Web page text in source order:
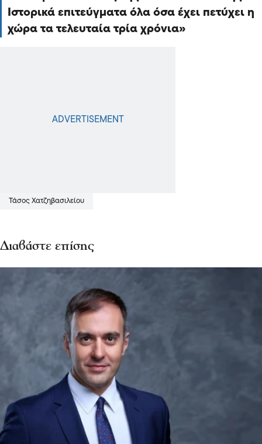
Ιστορικά επιτεύγματα όλα όσα έχει πετύχει η
χώρα τα τελευταία τρία χρόνια
Τάσος Χατζηβασιλείου
Διαβάστε επίσης